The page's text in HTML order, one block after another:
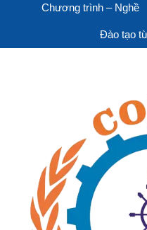
Chương trình – Nghề
Đào tạo